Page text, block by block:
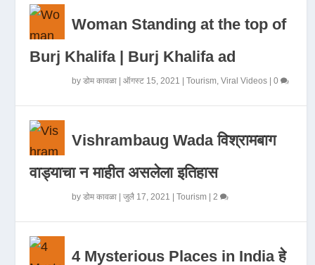
Woman Standing at the top of
Burj Khalifa | Burj Khalifa ad
byडोम कावळा |ऑगस्ट 15, 2021 |Tourism,Viral Videos |0
Vishrambaug Wada विश्रामबाग
वाड्याचा न माहीत असलेला इतिहास
byडोम कावळा |जुलै 17, 2021 |Tourism |2
4 Mysterious Places in India हे